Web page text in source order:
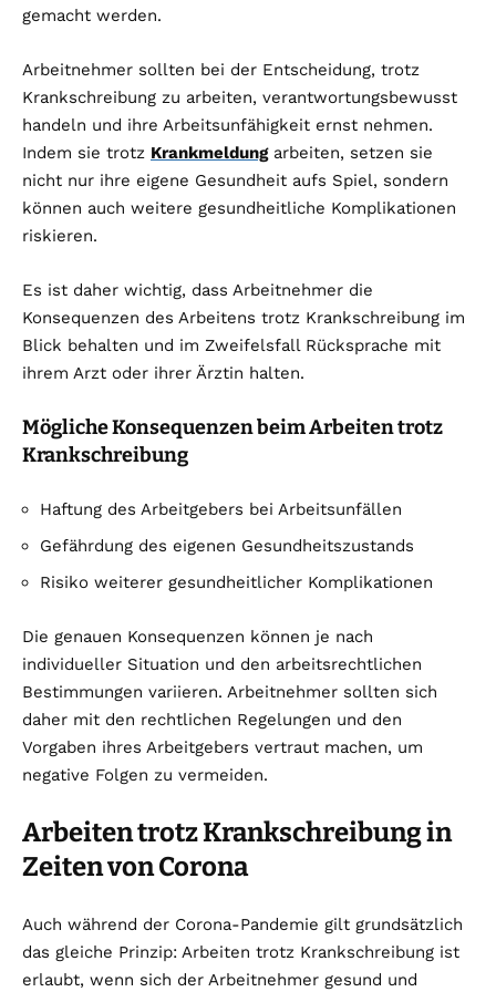
gemacht werden.
Arbeitnehmer sollten bei der Entscheidung, trotz
Krankschreibung zu arbeiten, verantwortungsbewusst
handeln und ihre Arbeitsunfähigkeit ernst nehmen.
Indem sie trotz Krankmeldungarbeiten, setzen sie
nicht nur ihre eigene Gesundheit aufs Spiel, sondern
können auch weitere gesundheitliche Komplikationen
riskieren.
Es ist daher wichtig, dass Arbeitnehmer die
Konsequenzen des Arbeitens trotz Krankschreibung im
Blick behalten und im Zweifelsfall Rücksprache mit
ihrem Arzt oder ihrer Ärztin halten.
Mögliche Konsequenzen beim Arbeiten trotz
Krankschreibung
Haftung des Arbeitgebers bei Arbeitsunfällen
Gefährdung des eigenen Gesundheitszustands
Risiko weiterer gesundheitlicher Komplikationen
Die genauen Konsequenzen können je nach
individueller Situation und den arbeitsrechtlichen
Bestimmungen variieren. Arbeitnehmer sollten sich
daher mit den rechtlichen Regelungen und den
Vorgaben ihres Arbeitgebers vertraut machen, um
negative Folgen zu vermeiden.
Arbeiten trotz Krankschreibung in
Zeiten von Corona
Auch während der Corona-Pandemie gilt grundsätzlich
das gleiche Prinzip: Arbeiten trotz Krankschreibung ist
erlaubt, wenn sich der Arbeitnehmer gesund und